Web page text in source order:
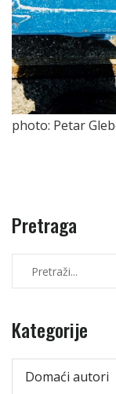
photo: Petar
Pretraga
Kategorije
Domaći autori